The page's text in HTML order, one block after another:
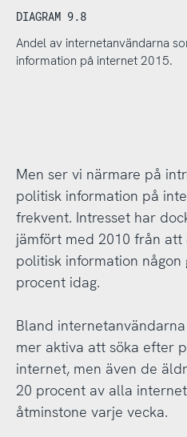
DIAGRAM 9.8
Andel av internetanvändarna
information på internet 2015.
Men ser vi närmare på
politisk information på
frekvent. Intresset har
jämfört med 2010 från
politisk information
procent idag.
Bland
mer aktiva att söka efter
internet, men även de
20 procent av alla
åtminstone varje vecka.